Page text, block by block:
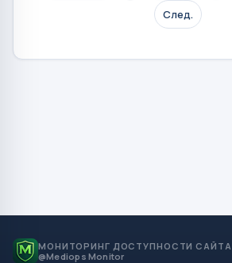
След.
МОНИТОРИНГ ДОСТУПНОСТИ САЙТА
@Mediops Monitor